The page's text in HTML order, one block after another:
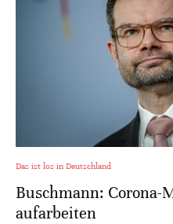
Das ist los in Deutschland
Buschmann:
aufarbeiten